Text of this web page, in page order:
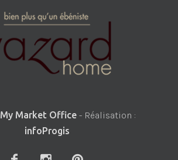
My Market Office - Réalisation :
infoProgis